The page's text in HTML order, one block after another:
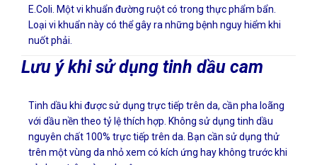
E.Coli. Một vi khuẩn đường ruột có trong thực phẩm bẩn.
Loại vi khuẩn này có thể gây ra những bệnh nguy hiểm khi
nuốt phải.
Lưu ý khi sử dụng tinh dầu cam
Tinh dầu khi được sử dụng trực tiếp trên da, cần pha loãng
với dầu nền theo tỷ lệ thích hợp. Không sử dụng tinh dầu
nguyên chất 100% trực tiếp trên da. Bạn cần sử dụng thử
trên một vùng da nhỏ xem có kích ứng hay không trước khi